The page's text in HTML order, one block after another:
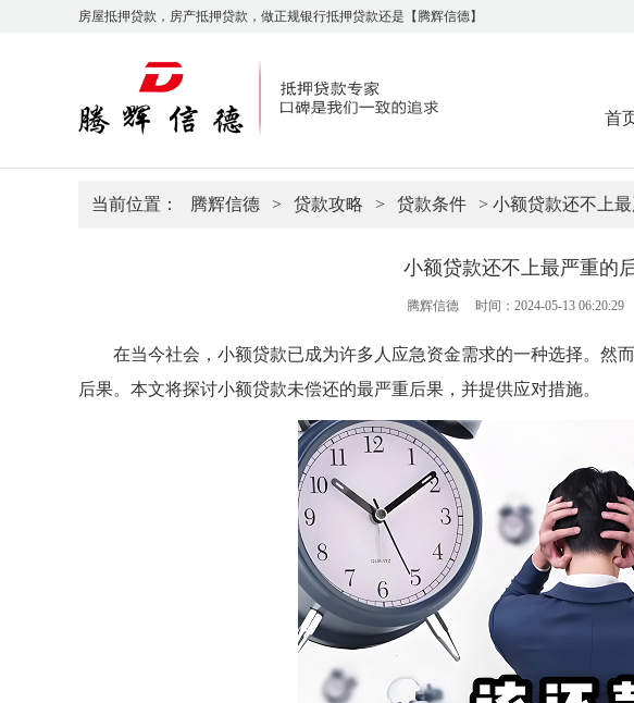
房屋抵押贷款，房产抵押贷款，做正规银行抵押贷款还是【腾辉信德】
首
当前位置： 腾辉信德 > 贷款攻略 > 贷款条件 > 小额贷款还不上
小额贷款还不上最严重的
腾辉信德 时间：2024-05-13 06:20:29
在当今社会，小额贷款已成为许多人应急资金需求的一种选择。然
后果。本文将探讨小额贷款未偿还的最严重后果，并提供应对措施。